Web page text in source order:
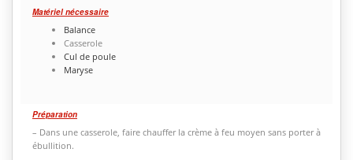
Matériel nécessaire
Balance
Casserole
Cul de poule
Maryse
Préparation
– Dans une casserole, faire chauffer la crème à feu moyen sans porter à
ébullition.